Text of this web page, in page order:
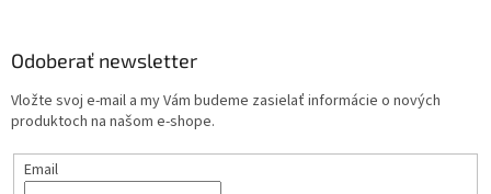
Odoberať newsletter
Vložte svoj e-mail a my Vám budeme zasielať informácie o nových
produktoch na našom e-shope.
Email